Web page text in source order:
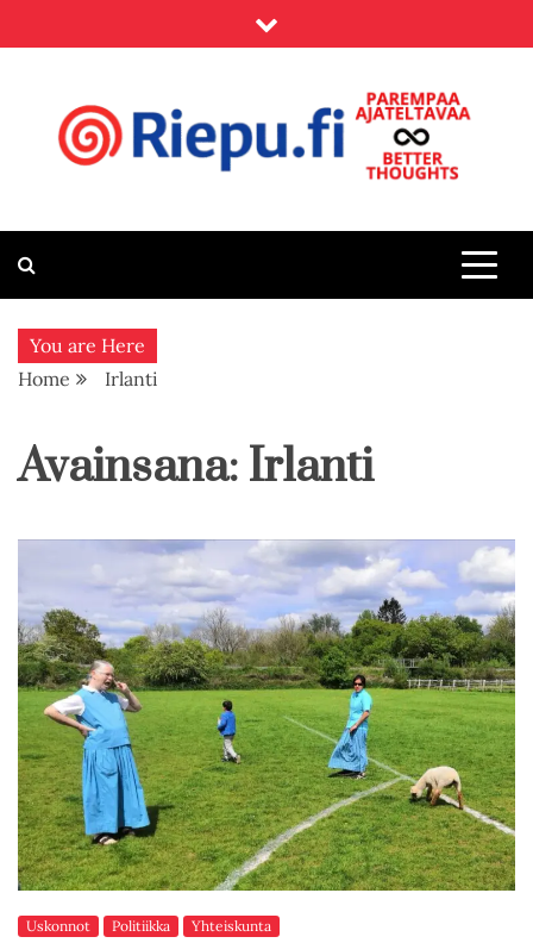
to
Riepu.fi
You are Here
Home
Irlanti
Avainsana: Irlanti
Uskonnot Politiikka Yhteiskunta